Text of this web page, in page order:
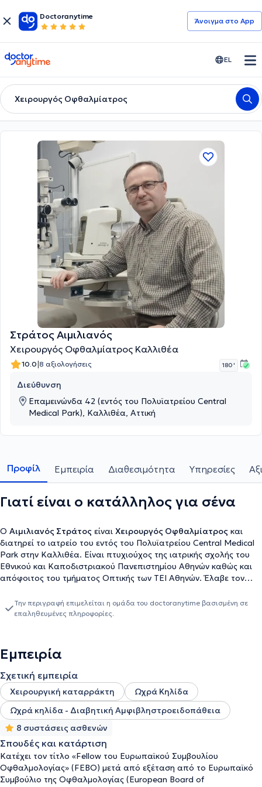
Doctoranytime
Άνοιγμα στο App
doctoranytime EL
Χειρουργός Οφθαλμίατρος
Στράτος Αιμιλιανός
Χειρουργός Οφθαλμίατρος Καλλιθέα
10.0|8 αξιολογήσεις 180 '
Διεύθυνση
Επαμεινώνδα 42 (εντός του Πολυϊατρείου Central
Medical Park), Καλλιθέα, Αττική
Προφίλ Εμπειρία Διαθεσιμότητα Υπηρεσίες
Γιατί είναι ο κατάλληλος για σένα
Ο Αιμιλιανός Στράτος είναι Χειρουργός Οφθαλμίατρος και
διατηρεί το ιατρείο του εντός του Πολυϊατρείου Central Medical
Park στην Καλλιθέα. Είναι πτυχιούχος της ιατρικής σχολής του
Εθνικού και Καποδιστριακού Πανεπιστημίου Αθηνών καθώς και
απόφοιτος του τμήματος Οπτικής των ΤΕΙ Αθηνών. Έλαβε τον
Οφθαλμιατρείο Αθηνών και κατέχει τον τίτλο «Fellow του
Ευρωπαϊκού Συμβουλίου Οφθαλμολογίας» (FEBO) μετά από
την άδεια εκτέλεσης υπερήχων στην ειδικότητα της
οφθαλμολογίας μετά από εξέταση της επιτροπής του
Υπουργείου Υγείας. Επιπλέον, είναι κάτοχος Μεταπτυχιακού
Διπλώματος Ειδίκευσης (Master of Science, MSc) από το
διατμηματικό πρόγραμμα "Οπτική και Όραση" του Πανεπιστημίου
Κρήτης. Στην διάρκεια του μεταπτυχιακού προγράμματος ο
ιατρός απέκτησε σημαντική εμπειρία στην διαθλαστική
χειρουργική ως μέλος της ερευνητικής ομάδας του
Βαρδινογιάννειου Εργαστηρίου Μεταμοσχεύσεων και
Μικροχειρουργικής του Οφθαλμού (ΒΕΜΜΟ, VEIC) στο
Πανεπιστήμιο Κρήτης. Διαθέτει πληθώρα δημοσιεύσεων σε
ξενόγλωσσα επιστημονικά περιοδικά αλλά και ένα σημαντικό
Την περιγραφή επιμελείται η ομάδα του doctoranytime βασισμένη σε
επαληθευμένες πληροφορίες.
Εμπειρία
Σχετική εμπειρία
Χειρουργική καταρράκτη
Ωχρά Κηλίδα
Ωχρά κηλίδα - Διαβητική Αμφιβληστροειδοπάθεια
8 συστάσεις ασθενών
Σπουδές και κατάρτιση
Κατέχει τον τίτλο «Fellow του Ευρωπαϊκού Συμβουλίου
Οφθαλμολογίας» (FEBO) μετά από εξέταση από το Ευρωπαϊκό
Συμβούλιο της Οφθαλμολογίας (European Board of